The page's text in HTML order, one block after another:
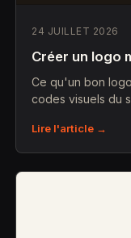
24 JUILLET 2026
Créer un logo
Ce qu'un bon
codes visuels du
Lire l'article →